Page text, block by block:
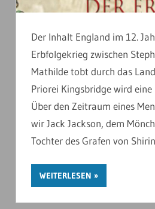
Der Inhalt England im 12.
Erbfolgekrieg zwischen
Mathilde tobt durch das
Priorei Kingsbridge wird
Über den Zeitraum eines
wir Jack Jackson, dem
Tochter des Grafen von
WEITERLESEN